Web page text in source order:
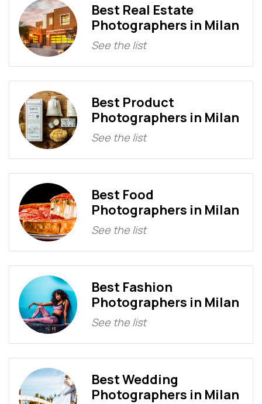
Best Real Estate
Photographers in Milan
See the list
Best Product
Photographers in Milan
See the list
Best Food
Photographers in Milan
See the list
Best Fashion
Photographers in Milan
See the list
Best Wedding
Photographers in Milan